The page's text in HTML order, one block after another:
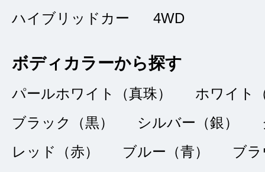
接客：
品質：
｜ 説明：
急な来店にも関わ
ハイブリッドカー
4WD
ボディカラーから探す
パールホワイト（真珠）
ホワイト
ブラック（黒）
シルバー（銀）
レッド（赤）
ブルー（青）
ブ